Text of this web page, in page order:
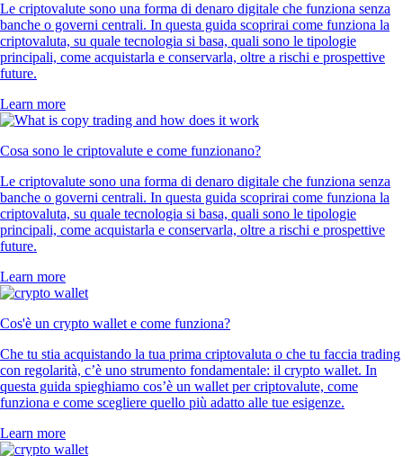
Le criptovalute sono una forma di denaro digitale che funziona senza
banche o governi centrali. In questa guida scoprirai come funziona la
criptovaluta, su quale tecnologia si basa, quali sono le tipologie
principali, come acquistarla e conservarla, oltre a rischi e prospettive
future.
Learn more
Cosa sono le criptovalute e come funzionano?
Le criptovalute sono una forma di denaro digitale che funziona senza
banche o governi centrali. In questa guida scoprirai come funziona la
criptovaluta, su quale tecnologia si basa, quali sono le tipologie
principali, come acquistarla e conservarla, oltre a rischi e prospettive
future.
Learn more
Cos'è un crypto wallet e come funziona?
Che tu stia acquistando la tua prima criptovaluta o che tu faccia trading
con regolarità, c’è uno strumento fondamentale: il crypto wallet. In
questa guida spieghiamo cos’è un wallet per criptovalute, come
funziona e come scegliere quello più adatto alle tue esigenze.
Learn more